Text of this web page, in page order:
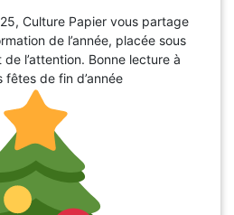
Culture Papier vous partage
de l’année, placée sous
l’attention. Bonne lecture à
de fin d’année